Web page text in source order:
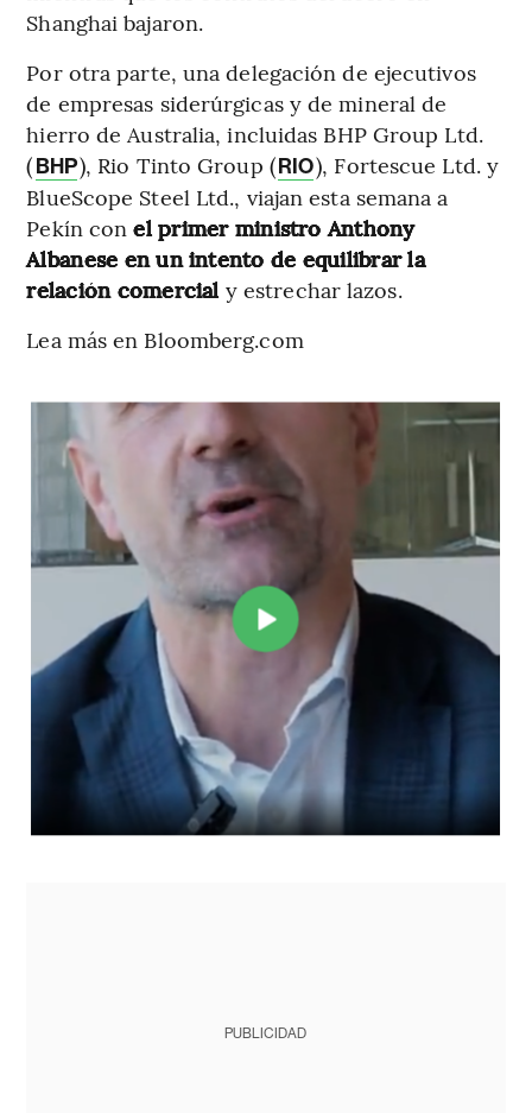
Shanghai bajaron.
Por otra parte, una delegación de ejecutivos
de empresas siderúrgicas y de mineral de
hierro de Australia, incluidas BHP Group Ltd.
(BHP), Rio Tinto Group (RIO), Fortescue Ltd. y
BlueScope Steel Ltd., viajan esta semana a
Pekín conel primer ministro Anthony
Albanese en un intento de equilibrar la
relación comercial y estrechar lazos.
Lea más en Bloomberg.com
PUBLICIDAD